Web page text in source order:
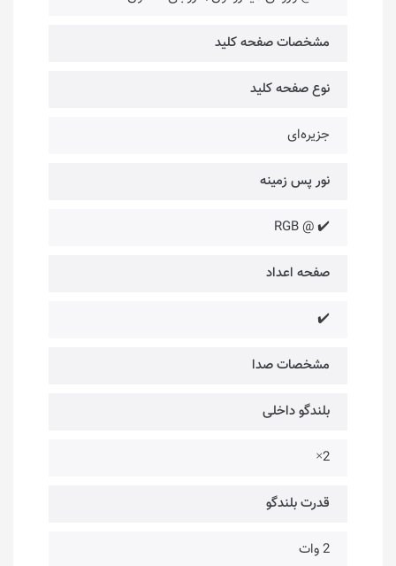
مشخصات صفحه کلید
نوع صفحه کلید
جزیره‌ای
نور پس زمینه
✔️ @ RGB
صفحه اعداد
✔️
مشخصات صدا
بلندگو داخلی
2×
قدرت بلندگو
2 وات